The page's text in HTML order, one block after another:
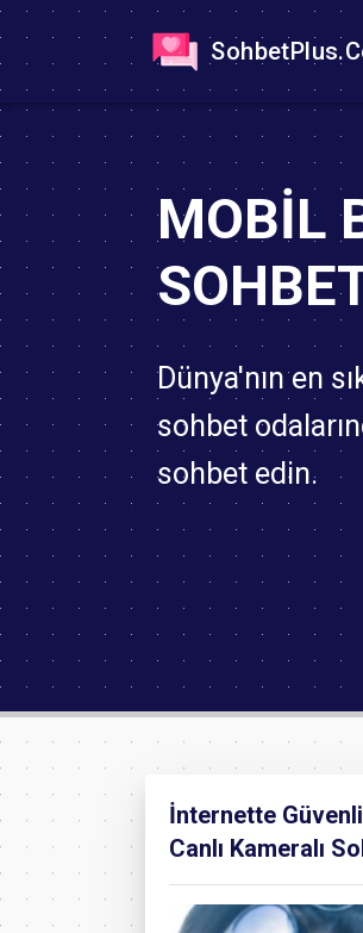
MOBIL
Dünya'nın en
sohbet
sohbet edin.
İnternette
Canlı Kameralı